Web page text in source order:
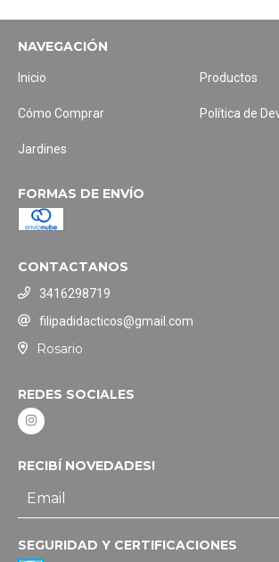
NAVEGACIÓN
Inicio Productos
Cómo Comprar Política de
Jardines
FORMAS DE ENVÍO
CONTACTANOS
3416298719
filipadidacticos@gmail.com
Rosario
REDES SOCIALES
RECIBÍ NOVEDADES!
SEGURIDAD Y CERTIFICACIONES